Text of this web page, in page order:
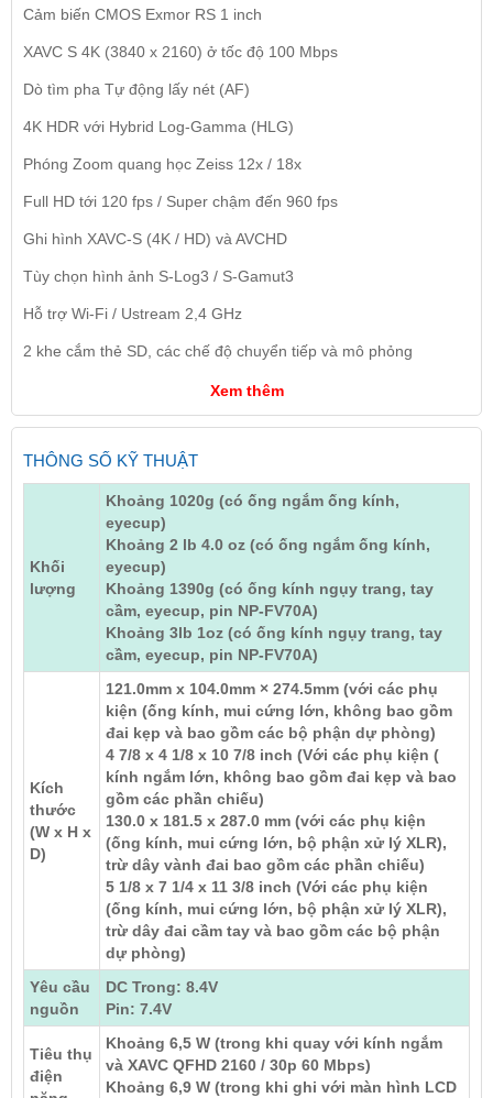
Cảm biến CMOS Exmor RS 1 inch
XAVC S 4K (3840 x 2160) ở tốc độ 100 Mbps
Dò tìm pha Tự động lấy nét (AF)
4K HDR với Hybrid Log-Gamma (HLG)
Phóng Zoom quang học Zeiss 12x / 18x
Full HD tới 120 fps / Super chậm đến 960 fps
Ghi hình XAVC-S (4K / HD) và AVCHD
Tùy chọn hình ảnh S-Log3 / S-Gamut3
Hỗ trợ Wi-Fi / Ustream 2,4 GHz
2 khe cắm thẻ SD, các chế độ chuyển tiếp và mô phỏng
Xem thêm
THÔNG SỐ KỸ THUẬT
Khối
lượng
Khoảng 1020g (có ống ngắm ống kính,
eyecup)
Khoảng 2 lb 4.0 oz (có ống ngắm ống kính,
eyecup)
Khoảng 1390g (có ống kính ngụy trang, tay
cầm, eyecup, pin NP-FV70A)
Khoảng 3lb 1oz (có ống kính ngụy trang, tay
cầm, eyecup, pin NP-FV70A)
Kích
thước
(W x H x
D)
121.0mm x 104.0mm × 274.5mm (với các phụ
kiện (ống kính, mui cứng lớn, không bao gồm
đai kẹp và bao gồm các bộ phận dự phòng)
4 7/8 x 4 1/8 x 10 7/8 inch (Với các phụ kiện (
kính ngắm lớn, không bao gồm đai kẹp và bao
gồm các phần chiếu)
130.0 x 181.5 x 287.0 mm (với các phụ kiện
(ống kính, mui cứng lớn, bộ phận xử lý XLR),
trừ dây vành đai bao gồm các phần chiếu)
5 1/8 x 7 1/4 x 11 3/8 inch (Với các phụ kiện
(ống kính, mui cứng lớn, bộ phận xử lý XLR),
trừ dây đai cầm tay và bao gồm các bộ phận
dự phòng)
Yêu cầu
nguồn
DC Trong: 8.4V
Pin: 7.4V
Tiêu thụ
điện
Khoảng 6,5 W (trong khi quay với kính ngắm
và XAVC QFHD 2160 / 30p 60 Mbps)
Khoảng 6,9 W (trong khi ghi với màn hình LCD